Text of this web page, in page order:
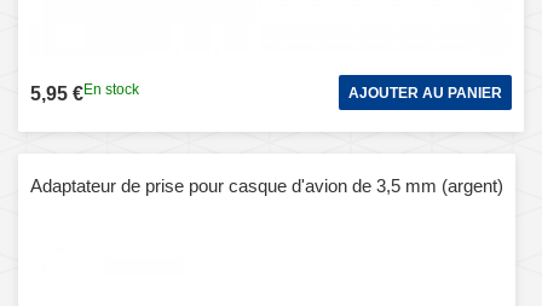
5,95 €En stock AJOUTER AU PANIER
Adaptateur de prise pour casque d'avion de 3,5 mm (argent)